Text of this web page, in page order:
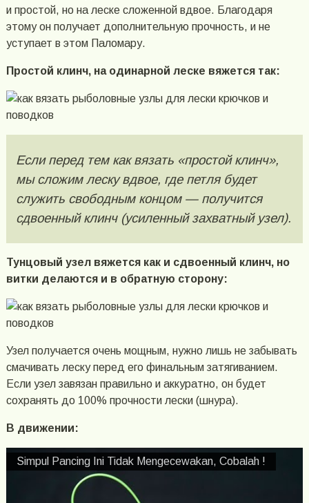
и простой, но на леске сложенной вдвое. Благодаря
этому он получает дополнительную прочность, и не
уступает в этом Паломару.
Простой клинч, на одинарной леске вяжется так:
Если перед тем как вязать «простой клинч»,
мы сложим леску вдвое, где петля будет
служить свободным концом — получится
сдвоенный клинч (усиленный захватный узел).
Тунцовый узел вяжется как и сдвоенный клинч, но
витки делаются и в обратную сторону:
Узел получается очень мощным, нужно лишь не забывать
смачивать леску перед его финальным затягиванием.
Если узел завязан правильно и аккуратно, он будет
сохранять до 100% прочности лески (шнура).
В движении:
Simpul Pancing Ini Tidak Mengecewakan, Cobalah !